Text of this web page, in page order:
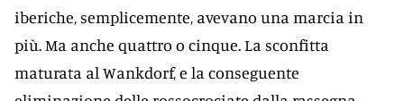
iberiche, semplicemente, avevano una marcia in
più. Ma anche quattro o cinque. La sconfitta
maturata al Wankdorf, e la conseguente